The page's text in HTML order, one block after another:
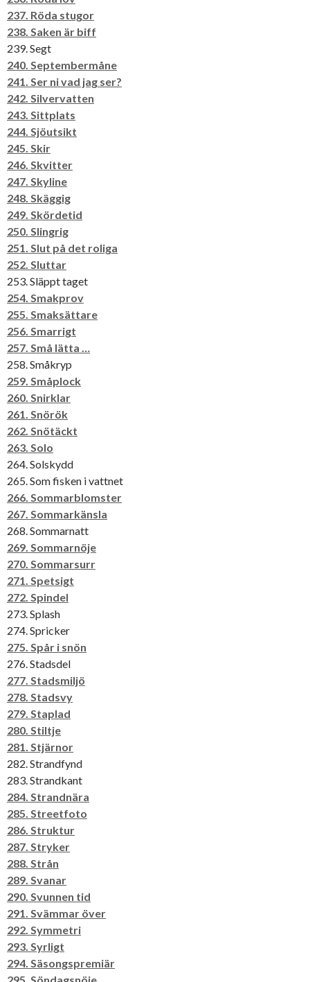
237. Röda stugor
238. Saken är biff
239. Segt
240. Septembermåne
241. Ser ni vad jag ser?
242. Silvervatten
243. Sittplats
244. Sjöutsikt
245. Skir
246. Skvitter
247. Skyline
248. Skäggig
249. Skördetid
250. Slingrig
251. Slut på det roliga
252. Sluttar
253. Släppt taget
254. Smakprov
255. Smaksättare
256. Smarrigt
257. Små lätta …
258. Småkryp
259. Småplock
260. Snirklar
261. Snörök
262. Snötäckt
263. Solo
264. Solskydd
265. Som fisken i vattnet
266. Sommarblomster
267. Sommarkänsla
268. Sommarnatt
269. Sommarnöje
270. Sommarsurr
271. Spetsigt
272. Spindel
273. Splash
274. Spricker
275. Spår i snön
276. Stadsdel
277. Stadsmiljö
278. Stadsvy
279. Staplad
280. Stiltje
281. Stjärnor
282. Strandfynd
283. Strandkant
284. Strandnära
285. Streetfoto
286. Struktur
287. Stryker
288. Strån
289. Svanar
290. Svunnen tid
291. Svämmar över
292. Symmetri
293. Syrligt
294. Säsongspremiär